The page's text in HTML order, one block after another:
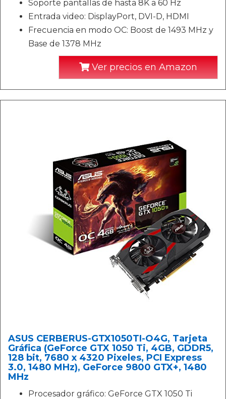
Soporte pantallas de hasta 8K a 60 Hz
Entrada video: DisplayPort, DVI-D, HDMI
Frecuencia en modo OC: Boost de 1493 MHz y
Base de 1378 MHz
Ver precios en Amazon
ASUS CERBERUS-GTX1050TI-O4G, Tarjeta
Gráfica (GeForce GTX 1050 Ti, 4GB, GDDR5,
128 bit, 7680 x 4320 Pixeles, PCI Express
3.0, 1480 MHz), GeForce 9800 GTX+, 1480
MHz
Procesador gráfico: GeForce GTX 1050 Ti